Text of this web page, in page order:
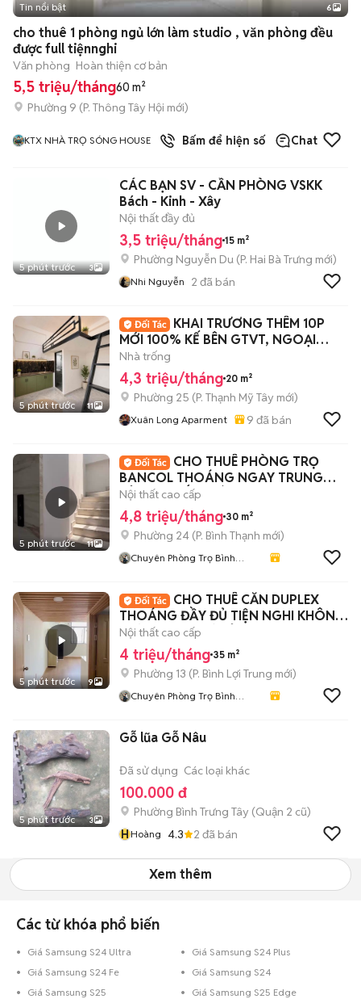
+2
Tin nổi bật 6
cho thuê 1 phòng ngủ lớn làm studio , văn phòng đều
được full tiệnnghi
Văn phòng Hoàn thiện cơ bản
5,5 triệu/tháng60 m²
Phường 9 (P. Thông Tây Hội mới)
KTX NHÀ TRỌ SÓNG HOUSE 12đã bán
Bấm để hiện số Chat
5 phút trước 3
CÁC BẠN SV - CẦN PHÒNG VSKK
Bách - Kinh - Xây
Nội thất đầy đủ
3,5 triệu/tháng 15 m²
Phường Nguyễn Du (P. Hai Bà Trưng mới)
Nhi Nguyễn 2 đã bán
5 phút trước 11
KHAI TRƯƠNG THÊM 10P
MỚI 100% KẾ BÊN GTVT, NGOẠI
THƯƠNG, HUTECH
Nhà trống
4,3 triệu/tháng 20 m²
Phường 25 (P. Thạnh Mỹ Tây mới)
Xuân Long Aparment 9 đã bán
5 phút trước 11
CHO THUÊ PHÒNG TRỌ
BANCOL THOÁNG NGAY TRUNG
TÂM ĂN UỐNG BÌNH THẠNH
Nội thất cao cấp
4,8 triệu/tháng 30 m²
Phường 24 (P. Bình Thạnh mới)
Chuyên Phòng Trọ Bình
5 phút trước 9
CHO THUÊ CĂN DUPLEX
THOÁNG ĐẦY ĐỦ TIỆN NGHI KHÔNG
GIỚI HẠN NGƯỜI Ở
Nội thất cao cấp
4 triệu/tháng 35 m²
Phường 13 (P. Bình Lợi Trung mới)
Chuyên Phòng Trọ Bình
5 phút trước 3
Gỗ lũa Gỗ Nâu
Đã sử dụng Các loại khác
100.000 đ
Phường Bình Trưng Tây (Quận 2 cũ)
HHoàng 4.3 2 đã bán
Xem thêm
Các từ khóa phổ biến
Giá Samsung S24 Ultra
Giá Samsung S24 Plus
Giá Samsung S24 Fe
Giá Samsung S24
Giá Samsung S25
Giá Samsung S25 Edge